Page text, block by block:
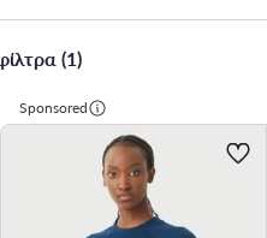
(1)
Sponsored